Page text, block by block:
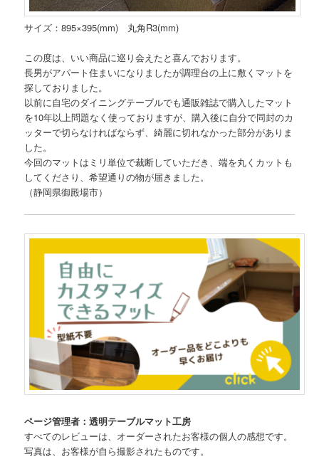
サイズ：895×395(mm) 丸角R3(mm)
この度は、いい商品に巡り会えたと喜んでおります。
長男がアパート住まいになりましたが調理台の上に敷くマットを
探しておりました。
以前に自宅のダイニングテーブルでも通販雑誌で購入したマット
を10年以上問題なく使っておりますが、購入後に自分で同封のカ
ッターで切らなければならず、綺麗に切れなかった部分がありま
した。
今回のマットはミリ単位で裁断していただき、端を丸くカットも
してくださり、希望通りの物が届きました。
（静岡県御殿場市）
ページ管理者：透明テーブルマット工房
すべてのレビューは、オーダーされたお客様の個人の感想です。
写真は、お客様が自ら撮影されたものです。